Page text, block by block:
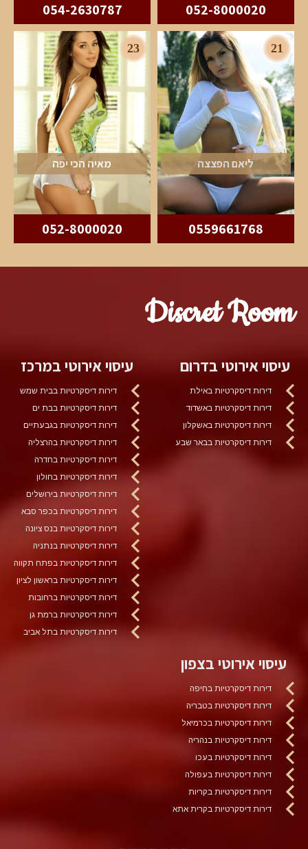
052-8000020
054-2630787
21
ליאם הפצצה
0559661768
23
מאיה הכי יפה
052-8000020
Discret Room
עיסוי אירוטי בדרום
דירות דיסקרטיות באילת
דירות דיסקרטיות באשדוד
דירות דיסקרטיות באשקלון
דירות דיסקרטיות בבאר שבע
עיסוי אירוטי במרכז
דירות דיסקרטיות בבית שמש
דירות דיסקרטיות בבת ים
דירות דיסקרטיות בגבעתיים
דירות דיסקרטיות בהרצליה
דירות דיסקרטיות בחדרה
דירות דיסקרטיות בחולון
דירות דיסקרטיות בירושלים
דירות דיסקרטיות בכפר סבא
דירות דיסקרטיות בנס ציונה
דירות דיסקרטיות בנתניה
דירות דיסקרטיות בפתח תקווה
דירות דיסקרטיות בראשון לציון
דירות דיסקרטיות ברחובות
דירות דיסקרטיות ברמת גן
דירות דיסקרטיות בתל אביב
עיסוי אירוטי בצפון
דירות דיסקרטיות בחיפה
דירות דיסקרטיות בטבריה
דירות דיסקרטיות בכרמיאל
דירות דיסקרטיות בנהריה
דירות דיסקרטיות בעכו
דירות דיסקרטיות בעפולה
דירות דיסקרטיות בקריות
דירות דיסקרטיות בקרית אתא